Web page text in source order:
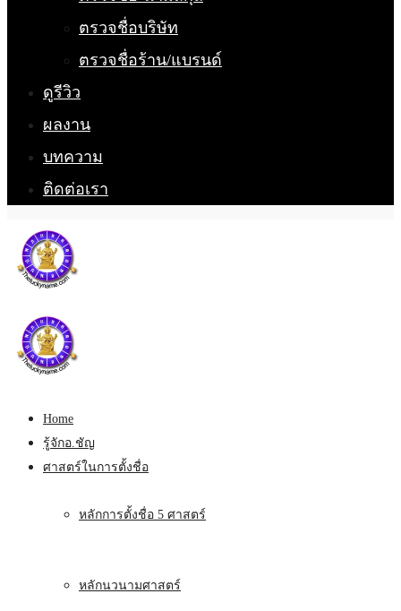
ตรวจชื่อบริษัท
ตรวจชื่อร้าน/แบรนด์
ดูรีวิว
ผลงาน
บทความ
ติดต่อเรา
Home
รู้จักอ.ชัญ
ศาสตร์ในการตั้งชื่อ
หลักการตั้งชื่อ 5 ศาสตร์
หลักนวนามศาสตร์